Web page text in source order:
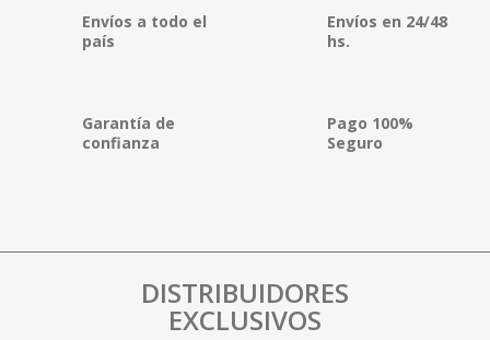
Envíos a todo el
país
Envíos en 24/48
hs.
Garantía de
confianza
Pago 100%
Seguro
DISTRIBUIDORES
EXCLUSIVOS